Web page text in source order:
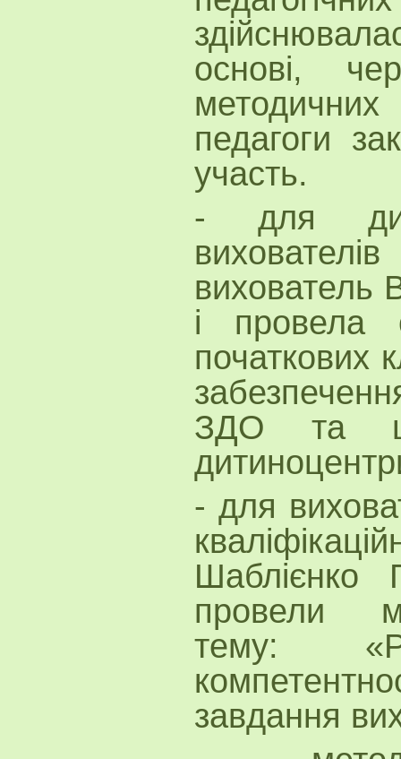
основі,
педагоги
участь.
- для
вихователь
і провела
початкових
ЗДО та
- для
провели
тему:
завдання